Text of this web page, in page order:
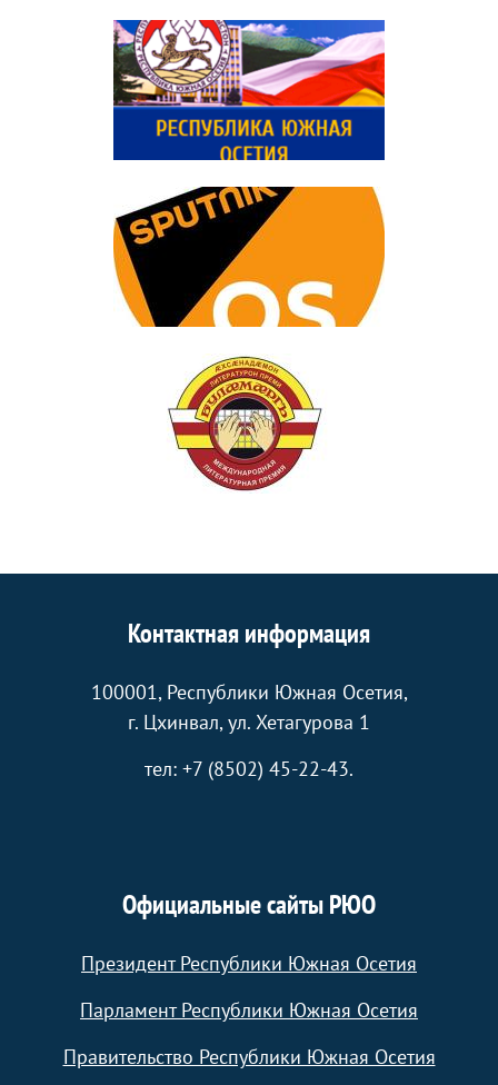
Контактная информация
100001, Республики Южная Осетия,
г. Цхинвал, ул. Хетагурова 1
тел: +7 (8502) 45-22-43.
Официальные сайты РЮО
Президент Республики Южная Осетия
Парламент Республики Южная Осетия
Правительство Республики Южная Осетия